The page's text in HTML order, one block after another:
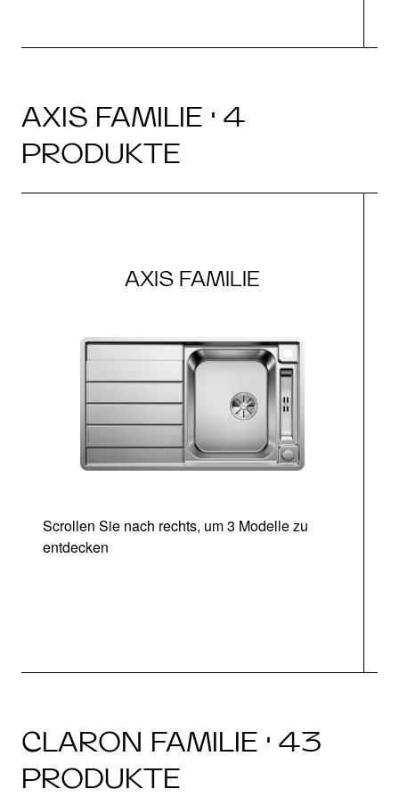
AXIS FAMILIE · 4
PRODUKTE
AXIS FAMILIE
Scrollen Sie nach rechts, um 3 Modelle zu
entdecken
CLARON FAMILIE · 43
PRODUKTE